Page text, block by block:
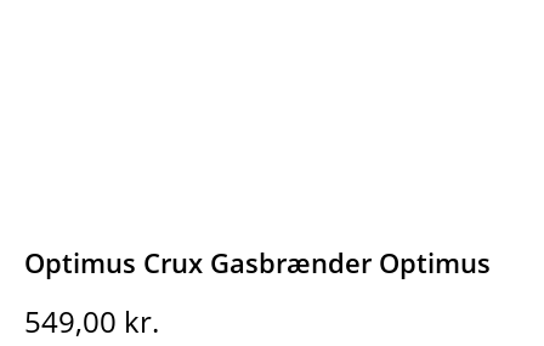
Optimus Crux Gasbrænder Optimus
549,00 kr.